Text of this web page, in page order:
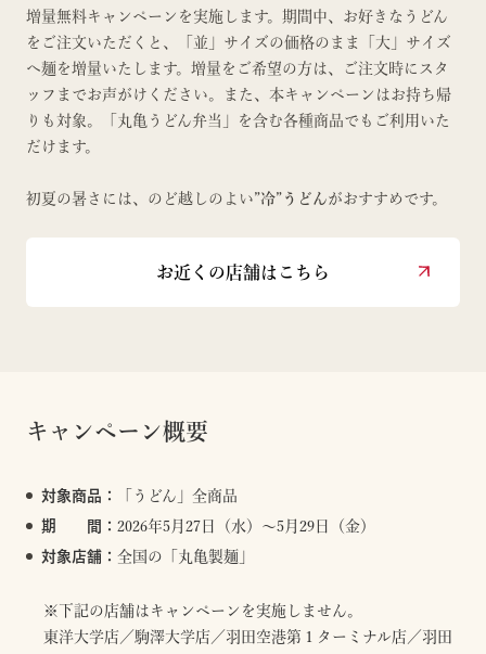
増量無料キャンペーンを実施します。期間中、お好きなうどん
をご注文いただくと、「並」サイズの価格のまま「大」サイズ
へ麺を増量いたします。増量をご希望の方は、ご注文時にスタ
ッフまでお声がけください。また、本キャンペーンはお持ち帰
りも対象。「丸亀うどん弁当」を含む各種商品でもご利用いた
だけます。
初夏の暑さには、のど越しのよい”冷”うどんがおすすめです。
お近くの店舗はこちら
キャンペーン概要
対象商品：
「うどん」全商品
期 間： 2026年5月27日（水）～5月29日（金）
対象店舗： 全国の「丸亀製麺」
※下記の店舗はキャンペーンを実施しません。
東洋大学店／駒澤大学店／羽田空港第１ターミナル店／羽田